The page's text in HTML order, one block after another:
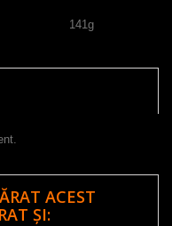
141g
ACEST
ȘI: